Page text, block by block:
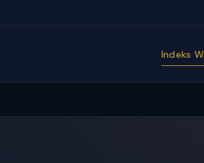
Indeks